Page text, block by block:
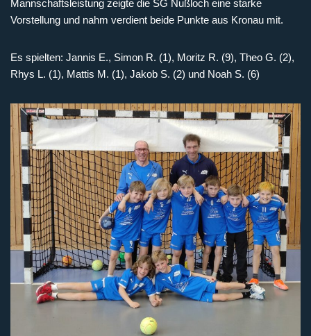
Mannschaftsleistung zeigte die SG Nußloch eine starke
Vorstellung und nahm verdient beide Punkte aus Kronau mit.
Es spielten: Jannis E., Simon R. (1), Moritz R. (9), Theo G. (2),
Rhys L. (1), Mattis M. (1), Jakob S. (2) und Noah S. (6)